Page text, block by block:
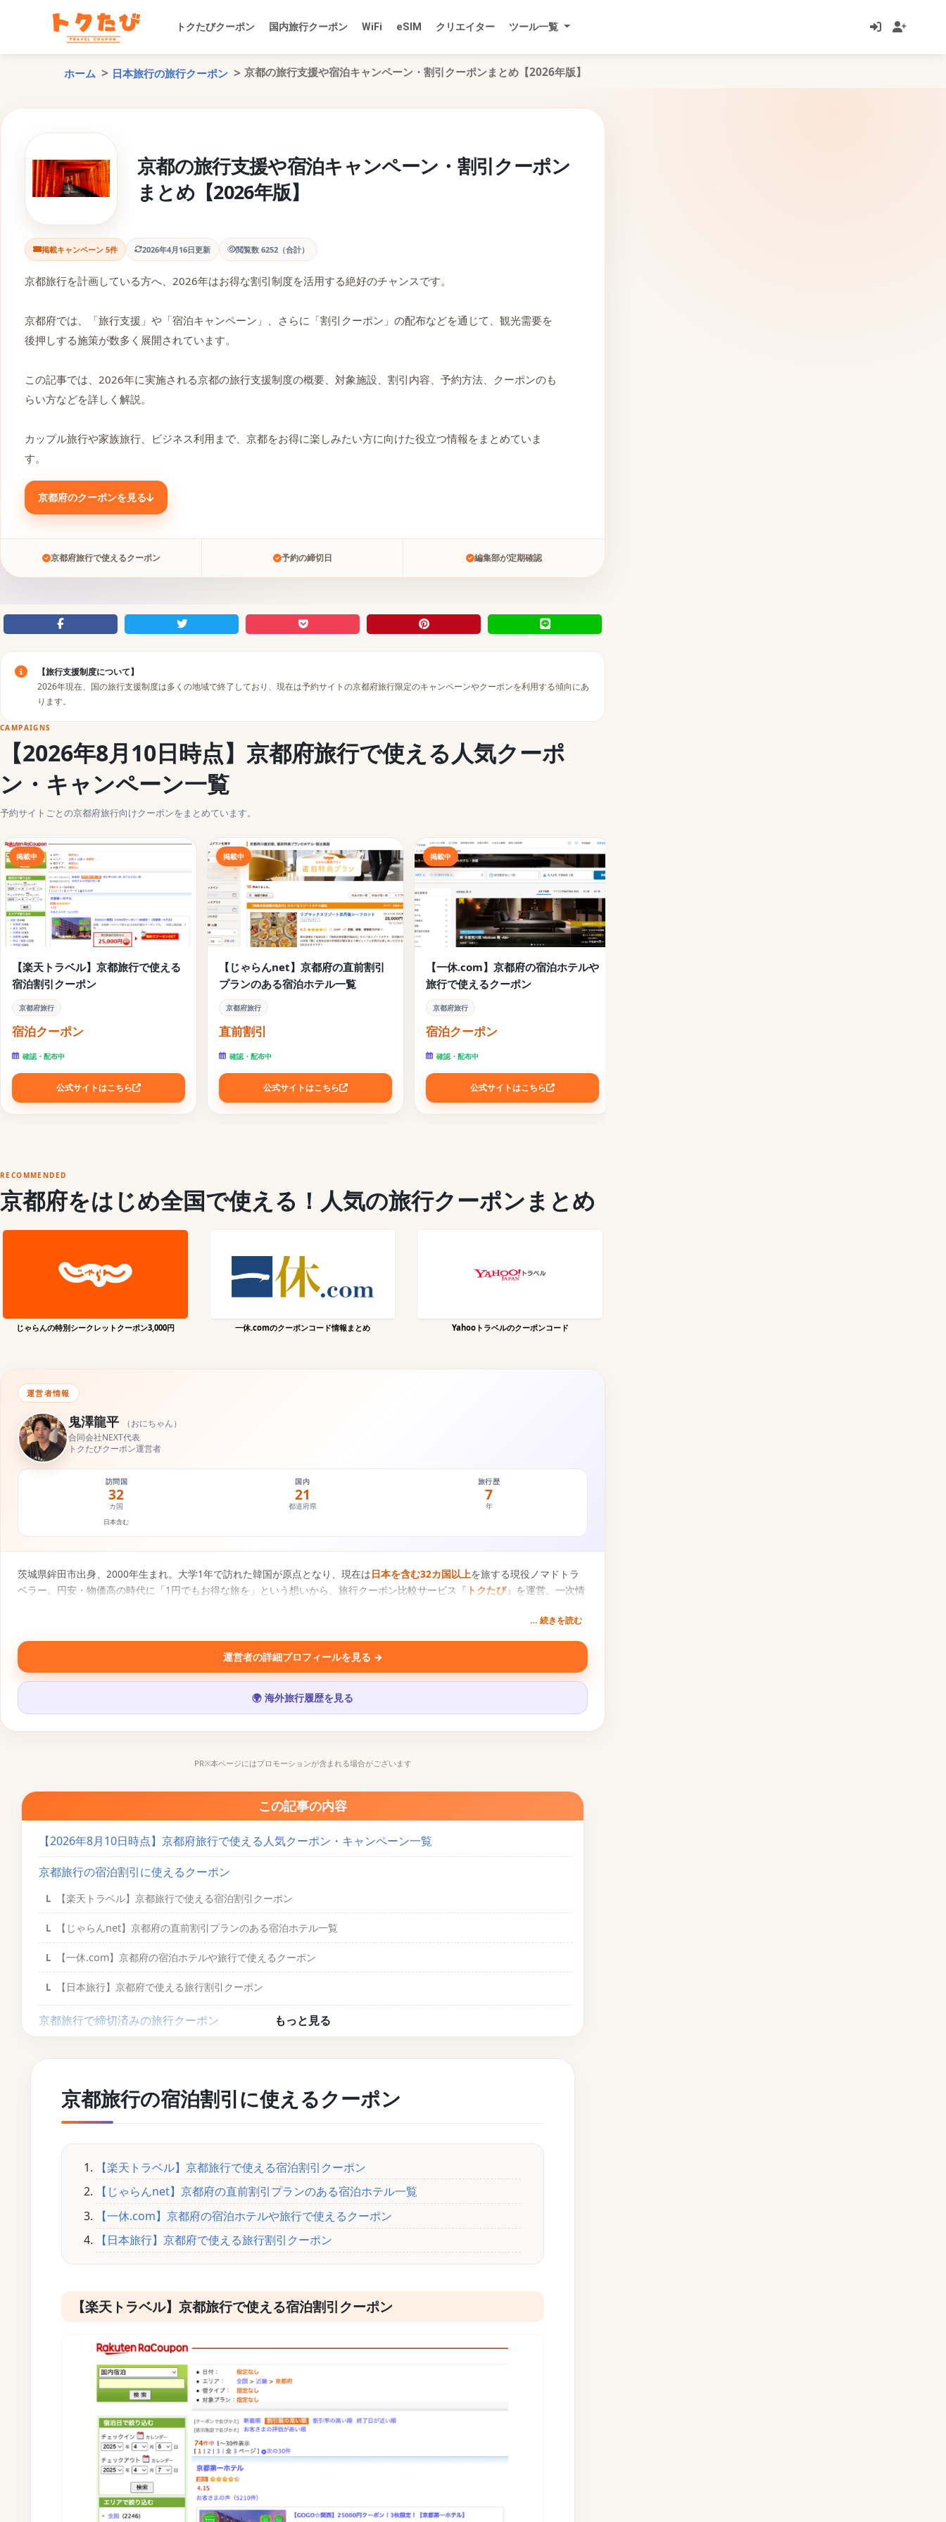
トクたびクーポン 国内旅行クーポン WiFi eSIM クリエイター ツール一覧
ホーム 日本旅行の旅行クーポン 京都の旅行支援や宿泊キャンペーン・割引クーポンまとめ【2026年版】
京都の旅行支援や宿泊キャンペーン・割引クーポン
まとめ【2026年版】
掲載キャンペーン 5件 2026年4月16日更新 閲覧数 6252（合計）
京都旅行を計画している方へ、2026年はお得な割引制度を活用する絶好のチャンスです。
京都府では、「旅行支援」や「宿泊キャンペーン」、さらに「割引クーポン」の配布などを通じて、観光需要を
後押しする施策が数多く展開されています。
この記事では、2026年に実施される京都の旅行支援制度の概要、対象施設、割引内容、予約方法、クーポンのも
らい方などを詳しく解説。
カップル旅行や家族旅行、ビジネス利用まで、京都をお得に楽しみたい方に向けた役立つ情報をまとめていま
す。
京都府のクーポンを見る
京都府旅行で使えるクーポン 予約の締切日 編集部が定期確認
【旅行支援制度について】
2026年現在、国の旅行支援制度は多くの地域で終了しており、現在は予約サイトの京都府旅行限定のキャンペーンやクーポンを利用する傾向にあ
ります。
CAMPAIGNS
【2026年8月10日時点】京都府旅行で使える人気クーポ
ン・キャンペーン一覧
予約サイトごとの京都府旅行向けクーポンをまとめています。
掲載中
【楽天トラベル】京都旅行で使える
宿泊割引クーポン
京都府旅行
宿泊クーポン
確認・配布中
公式サイトはこちら
掲載中
【じゃらんnet】京都府の直前割引
プランのある宿泊ホテル一覧
京都府旅行
直前割引
確認・配布中
公式サイトはこちら
掲載中
【一休.com】京都府の宿泊ホテルや
旅行で使えるクーポン
京都府旅行
宿泊クーポン
確認・配布中
公式サイトはこちら
RECOMMENDED
京都府をはじめ全国で使える！人気の旅行クーポンまとめ
じゃらんの特別シークレットクーポン3,000円 一休.comのクーポンコード情報まとめ Yahooトラベルのクーポンコード
運営者情報
鬼澤龍平 （おにちゃん）
合同会社NEXT代表
トクたびクーポン運営者
訪問国
32
カ国
日本含む
国内
21
都道府県
旅行歴
7
年
茨城県鉾田市出身、2000年生まれ。大学1年で訪れた韓国が原点となり、現在は日本を含む32カ国以上を旅する現役ノマドトラ
ベラー。円安・物価高の時代に「1円でもお得な旅を」という想いから、旅行クーポン比較サービス『 トクたび』を運営。一次情
SNS・運営メディア
▶ 𝕏 📷 ♪
… 続きを読む
運営者の詳細プロフィールを見る →
🌍 海外旅行履歴を見る
PR※本ページにはプロモーションが含まれる場合がございます
この記事の内容
【2026年8月10日時点】京都府旅行で使える人気クーポン・キャンペーン一覧
京都旅行の宿泊割引に使えるクーポン
【楽天トラベル】京都旅行で使える宿泊割引クーポン
【じゃらんnet】京都府の直前割引プランのある宿泊ホテル一覧
【一休.com】京都府の宿泊ホテルや旅行で使えるクーポン
【日本旅行】京都府で使える旅行割引クーポン
京都旅行で締切済みの旅行クーポン
【トクたび限定】京都府旅行で使えるKlookアクティビティクーポン
【トクたび限定】京都府旅行で使えるNEWT宿泊クーポン
【京都府旅行でさらにお得に】クーポンだけじゃない
JR東日本利用者なら「JRE CARD」でポイントを貯めよう
旅行好きなら「エポスカード」で賢く節約
京都旅行の宿泊割引に使えるクーポン
【楽天トラベル】京都旅行で使える宿泊割引クーポン
【じゃらんnet】京都府の直前割引プランのある宿泊ホテル一覧
【一休.com】京都府の宿泊ホテルや旅行で使えるクーポン
【日本旅行】京都府で使える旅行割引クーポン
【楽天トラベル】京都旅行で使える宿泊割引クーポン